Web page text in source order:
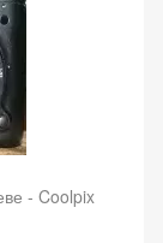
- Coolpix